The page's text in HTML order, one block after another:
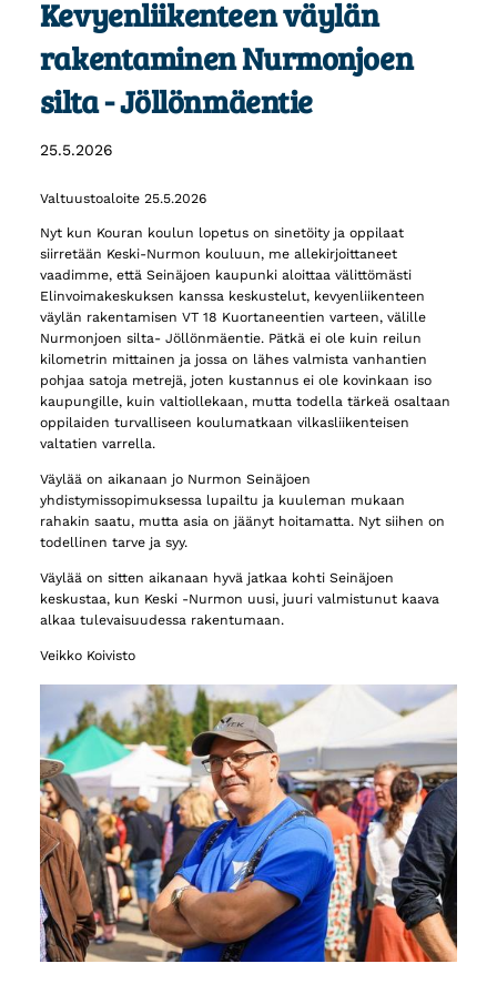
Kevyenliikenteen väylän
rakentaminen Nurmonjoen
silta - Jöllönmäentie
25.5.2026
Valtuustoaloite 25.5.2026
Nyt kun Kouran koulun lopetus on sinetöity ja oppilaat
siirretään Keski-Nurmon kouluun, me allekirjoittaneet
vaadimme, että Seinäjoen kaupunki aloittaa välittömästi
Elinvoimakeskuksen kanssa keskustelut, kevyenliikenteen
väylän rakentamisen VT 18 Kuortaneentien varteen, välille
Nurmonjoen silta- Jöllönmäentie. Pätkä ei ole kuin reilun
kilometrin mittainen ja jossa on lähes valmista vanhantien
pohjaa satoja metrejä, joten kustannus ei ole kovinkaan iso
kaupungille, kuin valtiollekaan, mutta todella tärkeä osaltaan
oppilaiden turvalliseen koulumatkaan vilkasliikenteisen
valtatien varrella.
Väylää on aikanaan jo Nurmon Seinäjoen
yhdistymissopimuksessa lupailtu ja kuuleman mukaan
rahakin saatu, mutta asia on jäänyt hoitamatta. Nyt siihen on
todellinen tarve ja syy.
Väylää on sitten aikanaan hyvä jatkaa kohti Seinäjoen
keskustaa, kun Keski -Nurmon uusi, juuri valmistunut kaava
alkaa tulevaisuudessa rakentumaan.
Veikko Koivisto